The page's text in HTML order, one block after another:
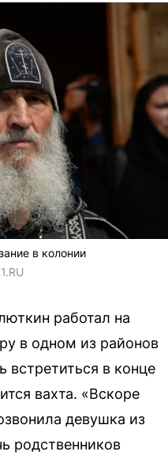
в колонии
работал на
в одном из районов
встретиться в конце
вахта. «Вскоре
девушка из
родственников